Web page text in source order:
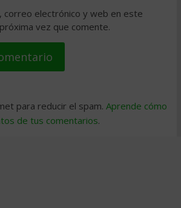
correo electrónico y web en este
vez que comente.
para reducir el spam. Aprende cómo
de tus comentarios.